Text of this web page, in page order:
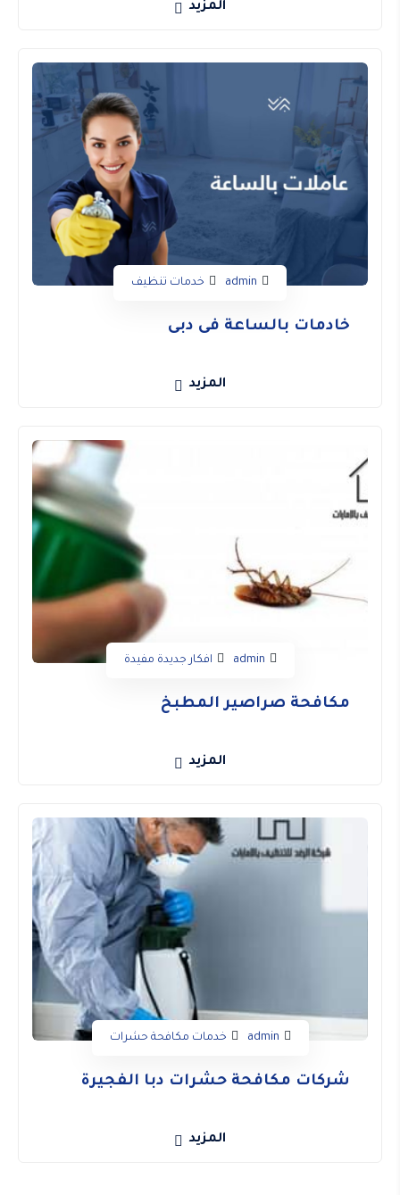
المزيد
admin خدمات تنظيف
خادمات بالساعة فى دبى
المزيد
admin افكار جديدة مفيدة
مكافحة صراصير المطبخ
المزيد
admin خدمات مكافحة حشرات
شركات مكافحة حشرات دبا الفجيرة
المزيد